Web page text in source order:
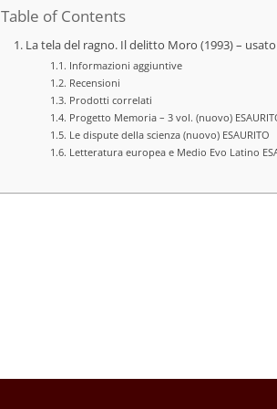
Table of Contents
La tela del ragno. Il delitto Moro (1993) – usato
Informazioni aggiuntive
Recensioni
Prodotti correlati
Progetto Memoria – 3 vol. (nuovo)
Le dispute della scienza (nuovo) ESAURITO
Letteratura europea e Medio Evo Latino